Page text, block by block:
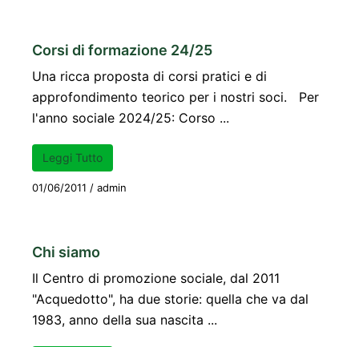
Corsi di formazione 24/25
Una ricca proposta di corsi pratici e di
approfondimento teorico per i nostri soci. Per
l'anno sociale 2024/25: Corso ...
Leggi Tutto
01/06/2011 / admin
Chi siamo
Il Centro di promozione sociale, dal 2011
"Acquedotto", ha due storie: quella che va dal
1983, anno della sua nascita ...